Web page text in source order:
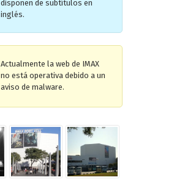
disponen de subtítulos en
inglés.
Actualmente la web de IMAX
no está operativa debido a un
aviso de malware.